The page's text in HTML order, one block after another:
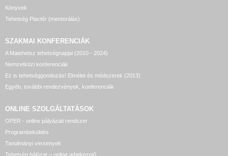
Könyvek
Tehetség Piactér (mentorálás)
SZAKMAI KONFERENCIÁK
A Matehetsz tehetségnapjai (2010 - 2024)
Nemzetközi konferenciák
Ez is tehetséggondozás! Elmélet és módszerek (2013)
Egyéb, további rendezvények, konferenciák
ONLINE SZOLGÁLTATÁSOK
OPER - online pályázati rendszer
Programbeküldés
Tanulmányi versenyek
Tehetség hálózat – online adatkezelő